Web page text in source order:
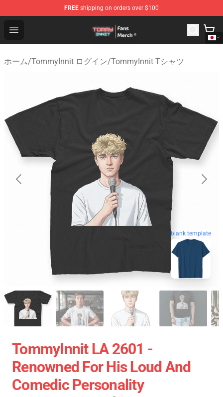
FREE shipping on orders over $100
Open menu
TommyInnit Store - Official TommyInnit Merchandise
ホーム/TommyInnit ログイン/TommyInnit Tシャツ
blank template
TommyInnit LA 2601 -
Renowned For His Loud And
Comedic Personality